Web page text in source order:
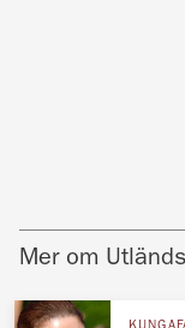
Mer om